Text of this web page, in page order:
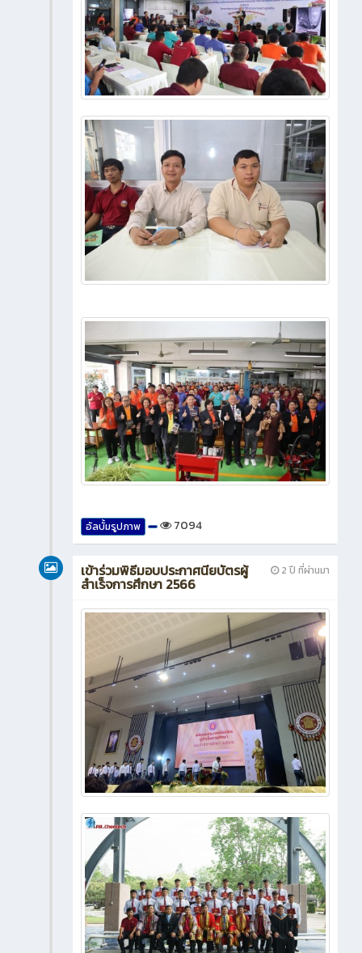
อัลบั้มรูปภาพ 7094
2 ปี ที่ผ่านมา
เข้าร่วมพิธีมอบประกาศนียบัตรผู้
สำเร็จการศึกษา 2566